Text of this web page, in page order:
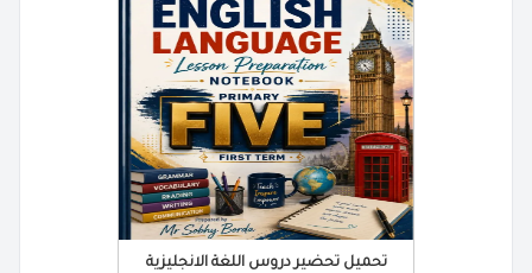
تحميل تحضير دروس اللغة الانجليزية